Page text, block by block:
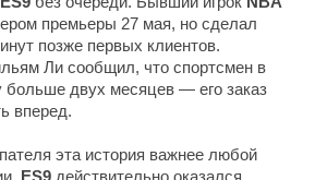
премьеры 27 мая, но сделал
позже первых клиентов.
Ли сообщил, что спортсмен в
больше двух месяцев — его заказ
вперед.
эта история важнее любой
ES9 действительно оказался